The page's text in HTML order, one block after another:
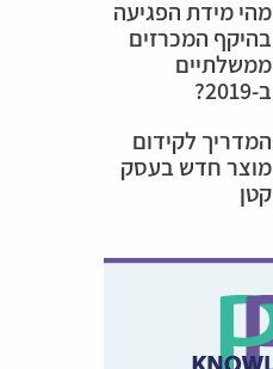
מהי מידת הפגיעה
בהיקף המכרזים
ממשלתיים
ב-2019?
המדריך לקידום
מוצר חדש בעסק
קטן